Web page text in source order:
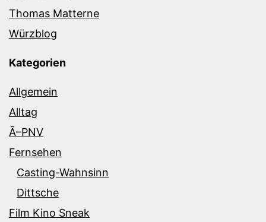
Thomas Matterne
Würzblog
Kategorien
Allgemein
Alltag
Ã–PNV
Fernsehen
Casting-Wahnsinn
Dittsche
Film Kino Sneak